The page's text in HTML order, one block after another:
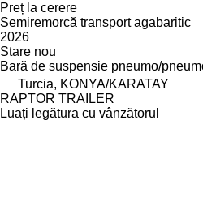
Preț la cerere
Semiremorcă transport agabaritic
2026
Stare nou
Bară de suspensie pneumo/
Turcia, KONYA/KARATAY
RAPTOR TRAILER
Luați legătura cu vânzătorul